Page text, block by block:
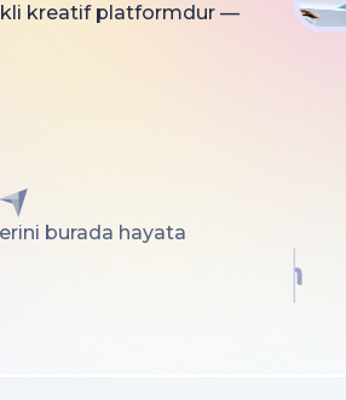
kreatif platformdur —
burada hayata